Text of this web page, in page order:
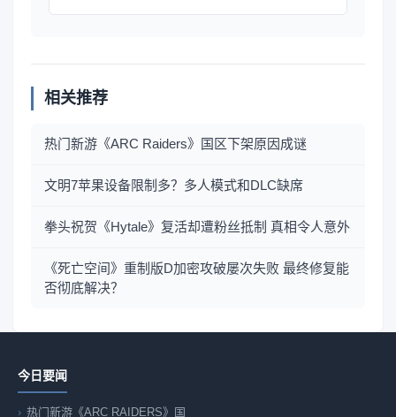
相关推荐
热门新游《ARC Raiders》国区下架原因成谜
文明7苹果设备限制多？多人模式和DLC缺席
拳头祝贺《Hytale》复活却遭粉丝抵制 真相令人意外
《死亡空间》重制版D加密攻破屡次失败 最终修复能
否彻底解决？
今日要闻
热门新游《ARC RAIDERS》国